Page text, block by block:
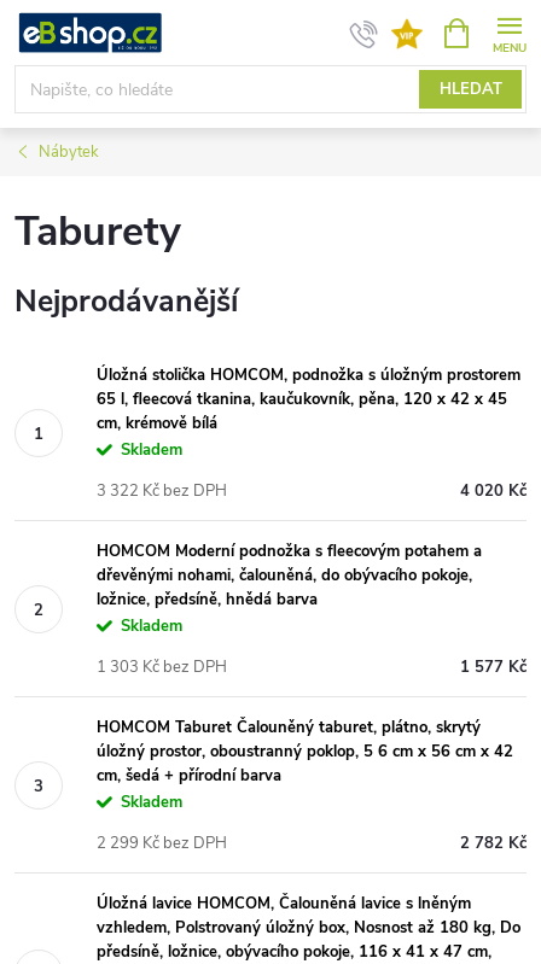
Přejít
obsah
HLEDAT
NÁKUPNÍ
KOŠÍK
Nábytek
Taburety
Nejprodávanější
Úložná stolička HOMCOM, podnožka s úložným prostorem
65 l, fleecová tkanina, kaučukovník, pěna, 120 x 42 x 45
cm, krémově bílá
Skladem
4 020 Kč
3 322 Kč bez DPH
HOMCOM Moderní podnožka s fleecovým potahem a
dřevěnými nohami, čalouněná, do obývacího pokoje,
ložnice, předsíně, hnědá barva
Skladem
1 577 Kč
1 303 Kč bez DPH
HOMCOM Taburet Čalouněný taburet, plátno, skrytý
úložný prostor, oboustranný poklop, 5 6 cm x 56 cm x 42
cm, šedá + přírodní barva
Skladem
2 782 Kč
2 299 Kč bez DPH
Úložná lavice HOMCOM, Čalouněná lavice s lněným
vzhledem, Polstrovaný úložný box, Nosnost až 180 kg, Do
předsíně, ložnice, obývacího pokoje, 116 x 41 x 47 cm,